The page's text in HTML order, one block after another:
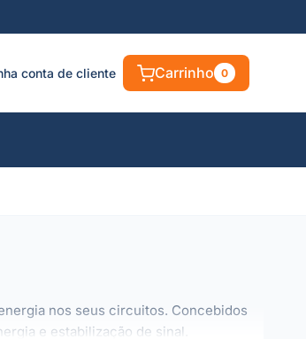
conta de cliente Carrinho 0
nos seus circuitos. Concebidos
e estabilização de sinal.